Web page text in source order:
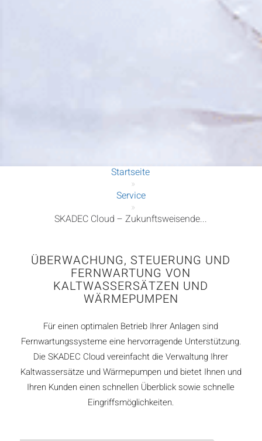
Startseite
»
Service
»
SKADEC Cloud – Zukunftsweisende...
ÜBERWACHUNG, STEUERUNG UND
FERNWARTUNG VON
KALTWASSERSÄTZEN UND
WÄRMEPUMPEN
Für einen optimalen Betrieb Ihrer Anlagen sind
Fernwartungssysteme eine hervorragende Unterstützung.
Die SKADEC Cloud vereinfacht die Verwaltung Ihrer
Kaltwassersätze und Wärmepumpen und bietet Ihnen und
Ihren Kunden einen schnellen Überblick sowie schnelle
Eingriffsmöglichkeiten.